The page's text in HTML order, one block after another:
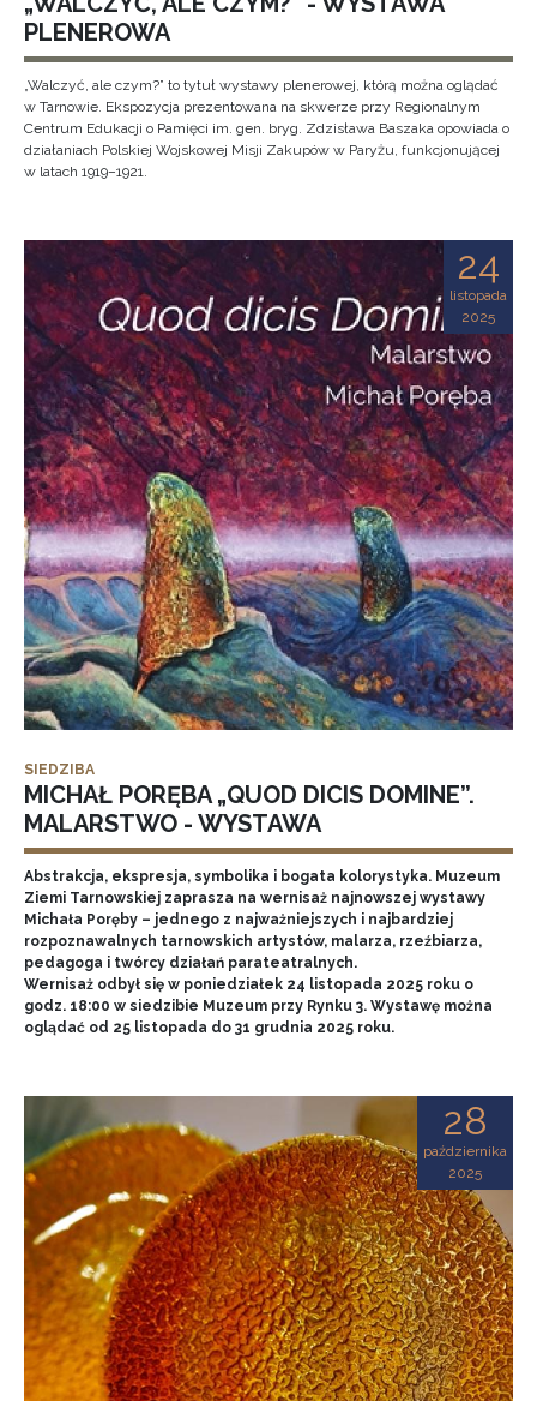
PLENEROWA
„Walczyć, ale czym?” to tytuł wystawy plenerowej, którą można oglądać
w Tarnowie. Ekspozycja prezentowana na skwerze przy Regionalnym
Centrum Edukacji o Pamięci im. gen. bryg. Zdzisława Baszaka opowiada o
działaniach Polskiej Wojskowej Misji Zakupów w Paryżu, funkcjonującej
w latach 1919–1921.
24
listopada
2025
SIEDZIBA
MICHAŁ PORĘBA „QUOD DICIS DOMINE”.
MALARSTWO - WYSTAWA
Abstrakcja, ekspresja, symbolika i bogata kolorystyka. Muzeum
Ziemi Tarnowskiej zaprasza na wernisaż najnowszej wystawy
Michała Poręby – jednego z najważniejszych i najbardziej
rozpoznawalnych tarnowskich artystów, malarza, rzeźbiarza,
pedagoga i twórcy działań parateatralnych.
Wernisaż odbył się w poniedziałek 24 listopada 2025 roku o
godz. 18:00 w siedzibie Muzeum przy Rynku 3. Wystawę można
oglądać od 25 listopada do 31 grudnia 2025 roku.
28
października
2025